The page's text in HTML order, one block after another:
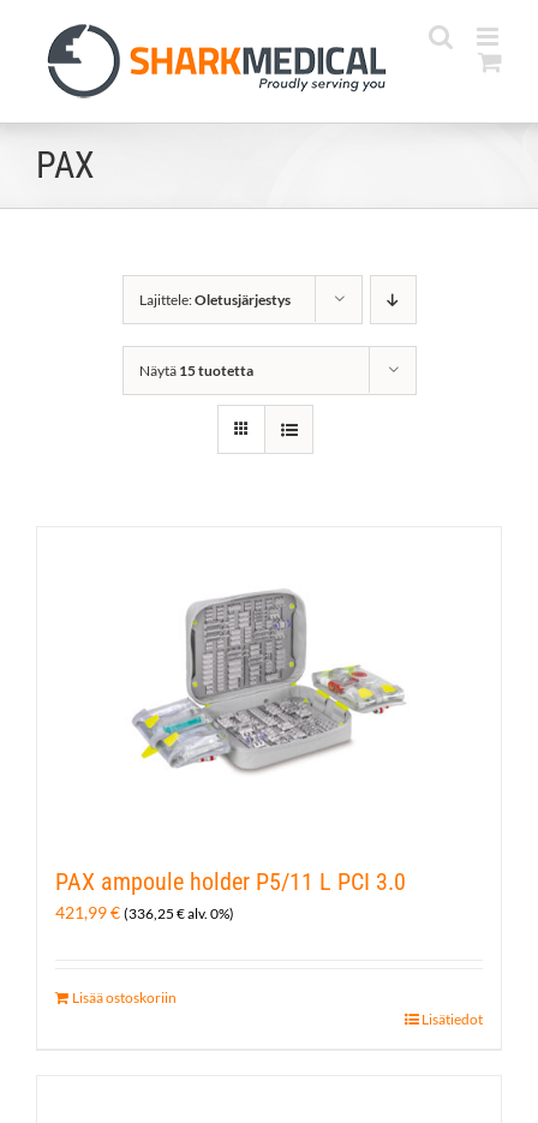
content
PAX
Lajittele:Oletusjärjestys
Näytä 15 tuotetta
PAX ampoule holder P5/11 L PCI 3.0
421,99€ (336,25 €alv. 0%)
Lisää ostoskoriin
Lisätiedot